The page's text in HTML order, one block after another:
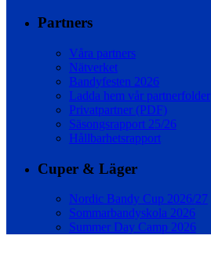
Partners
Våra partners
Nätverket
Bandyfesten 2026
Ladda hem vår partnerfolder
Privatpartner (PDF)
Säsongsrapport 25/26
Hållbarhetsrapport
Cuper & Läger
Nordic Bandy Cup 2026/27
Sommarbandyskola 2026
Summer Day Camp 2026